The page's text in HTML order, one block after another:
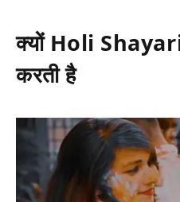
क्यों Holi
करती है